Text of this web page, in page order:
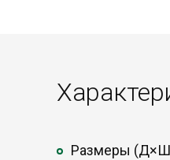
Размеры